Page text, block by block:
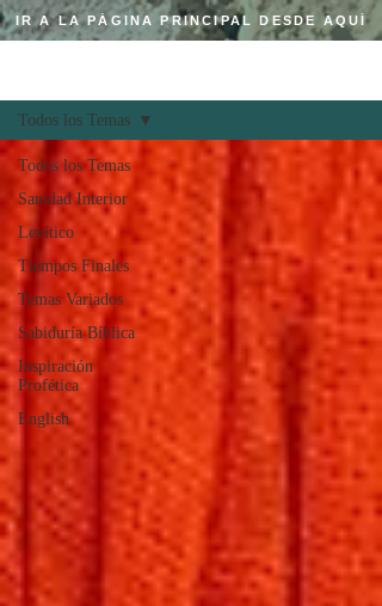
IR A LA PÁGINA PRINCIPAL DESDE AQUÍ
Todos los Temas
Sanidad Interior
Levítico
Tiempos Finales
Temas Variados
Sabiduría Bíblica
Inspiración
Profética
English
Todos los Temas